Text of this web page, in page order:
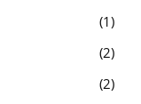
1
2
2